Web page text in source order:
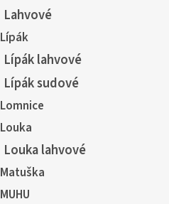
Lahvové
Lípák
Lípák lahvové
Lípák sudové
Lomnice
Louka
Louka lahvové
Matuška
MUHU